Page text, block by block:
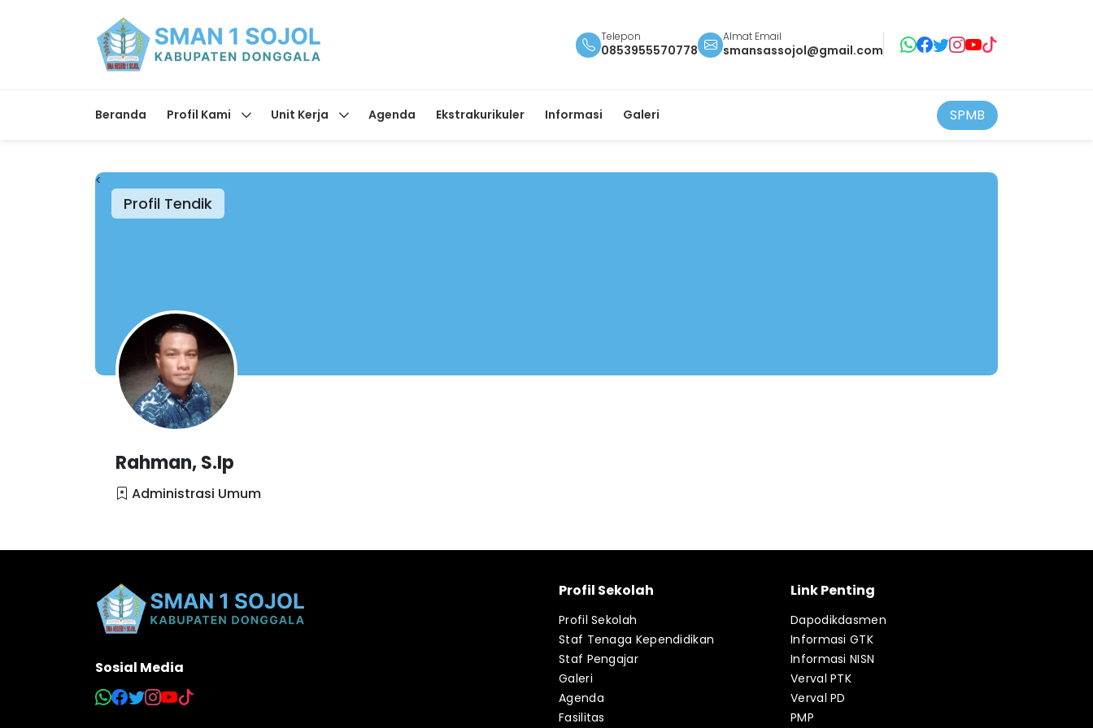
Telepon
0853955570778
Almat Email
smansassojol@gmail.com
Beranda Profil Kami Unit Kerja Agenda Ekstrakurikuler Informasi Galeri SPMB
Profil Tendik
<
Rahman, S.Ip
Administrasi Umum
Sosial Media
Profil Sekolah
Profil Sekolah
Staf Tenaga Kependidikan
Staf Pengajar
Galeri
Agenda
Fasilitas
Link Penting
Dapodikdasmen
Informasi GTK
Informasi NISN
Verval PTK
Verval PD
PMP